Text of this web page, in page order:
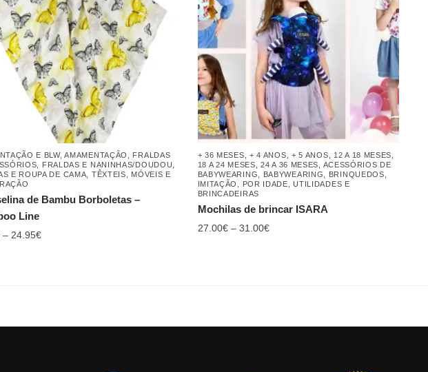
E BLW,AMAMENTAÇÃO
FRALDAS
FRALDAS E NANINHAS/DOUDOU
E ROUPA DE CAMA
TÊXTEIS, MÓVEIS E
de Bambu Borboletas –
Line
– 24.95€
+ 36 MESES + 4 ANOS + 5 ANOS 12 A 18 MESES
18 A 24 MESES ,24 A 36 MESES
ACESSÓRIOS DE
BABYWEARING
BABYWEARING BRINQUEDOS
IMITAÇÃO
POR IDADE ,UTILIDADES E
BRINCADEIRAS
Mochilas de brincar ISARA
27.00€ – 31.00€